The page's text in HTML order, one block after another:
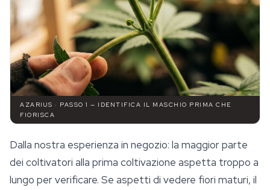
AZARIUS · PASSO 1 — IDENTIFICA IL MASCHIO PRIMA CHE
FIORISCA
Dalla nostra esperienza in negozio: la maggior parte
dei coltivatori alla prima coltivazione aspetta troppo a
lungo per verificare. Se aspetti di vedere fiori maturi, il